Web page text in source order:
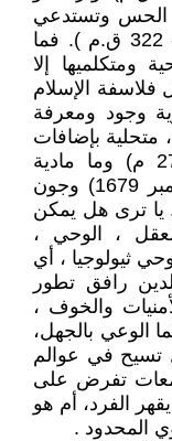
الحس وتستدعي
التفكير والتعقل والتجربة ‏( 384 ق.م - 322 ق.م ). فما
ومتكلميها إلا
فلاسفة الإسلام
وجود ومعرفة
متحلية بإضافات
الفيض عن أفلوطين (نحو 205 - 270 م) وما مادية
توماس هوبز (5 أبريل 1588 - 4 ديسمبر 1679) وجون
يا ترى هل يمكن
، الوحي ،
ثيولوجيا ، أي
رافق تطور
والخوف ،
الوعي بالجهل،
تسيح في عوالم
تفرض على
الفرد، أم هو
المحدود .